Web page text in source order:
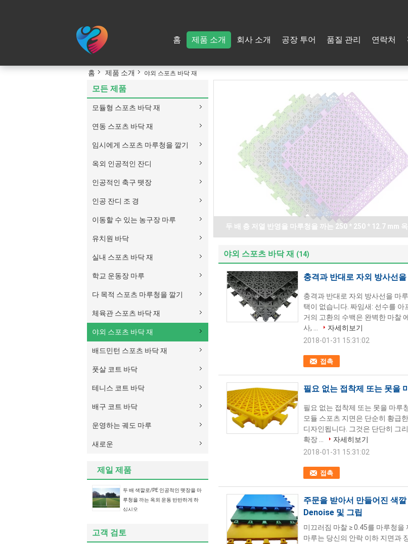
홈 제품 소개 회사 소개 공장 투어 품질 관리 연락처
홈 제품 소개 야외 스포츠 바닥 재
모든 제품
모듈형 스포츠 바닥 재
연동 스포츠 바닥 재
임시에게 스포츠 마루청을 깔기
옥외 인공적인 잔디
인공적인 축구 뗏장
인공 잔디 조 경
이동할 수 있는 농구장 마루
유치원 바닥
실내 스포츠 바닥 재
학교 운동장 마루
다 목적 스포츠 마루청을 깔기
체육관 스포츠 바닥 재
야외 스포츠 바닥 재
배드민턴 스포츠 바닥 재
풋살 코트 바닥
테니스 코트 바닥
배구 코트 바닥
운영하는 궤도 마루
새로운
제일 제품
두 배 색깔로/PE 인공적인 뗏장을 마
루청을 까는 옥외 운동 반반하게 하
십시오
고객 검토
두 배 층 저열 반영을 마루청을 까는 250 * 250 * 12.7 mm
야외 스포츠 바닥 재 (14)
충격과 반대로 자외 방사선
접촉
충격과 반대로 자외 방사선을 마
택이 없습니다. 짜임새: 선수를
거의 고환의 수백은 완벽한 마찰
사, ...
자세히보기
2018-01-31 15:31:02
필요 없는 접착제 또는 못을
접촉
필요 없는 접착제 또는 못을 마루
모듈 스포츠 지면은 단순히 황급
디자인됩니다. 그것은 단단히 그
확장 ...
자세히보기
2018-01-31 15:31:02
주문을 받아서 만들어진 색
Denoise 및 그립
미끄러짐 마찰 ≥ 0.45를 마루청
마루는 당신의 안락 이하 지면과